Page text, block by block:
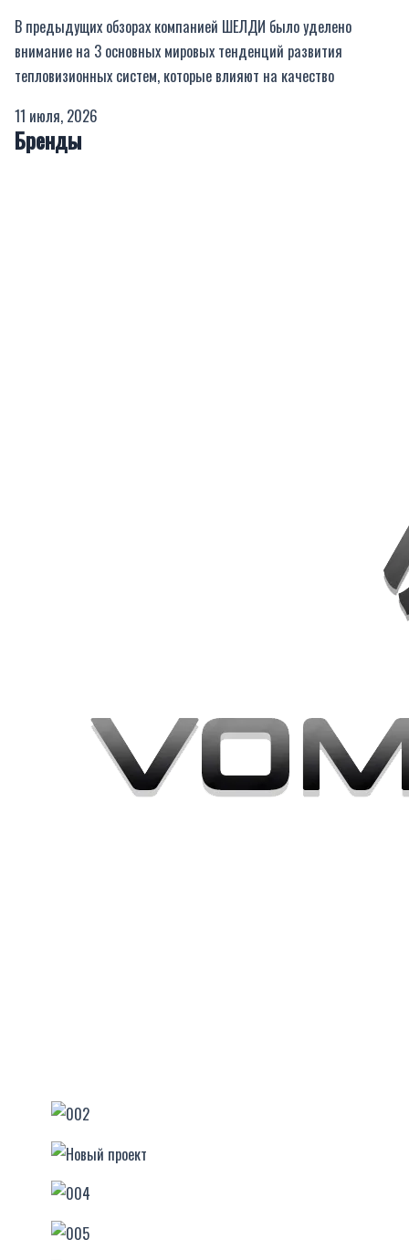
В предыдущих обзорах компанией ШЕЛДИ было уделено
внимание на 3 основных мировых тенденций развития
тепловизионных систем, которые влияют на качество
11 июля, 2026
Бренды